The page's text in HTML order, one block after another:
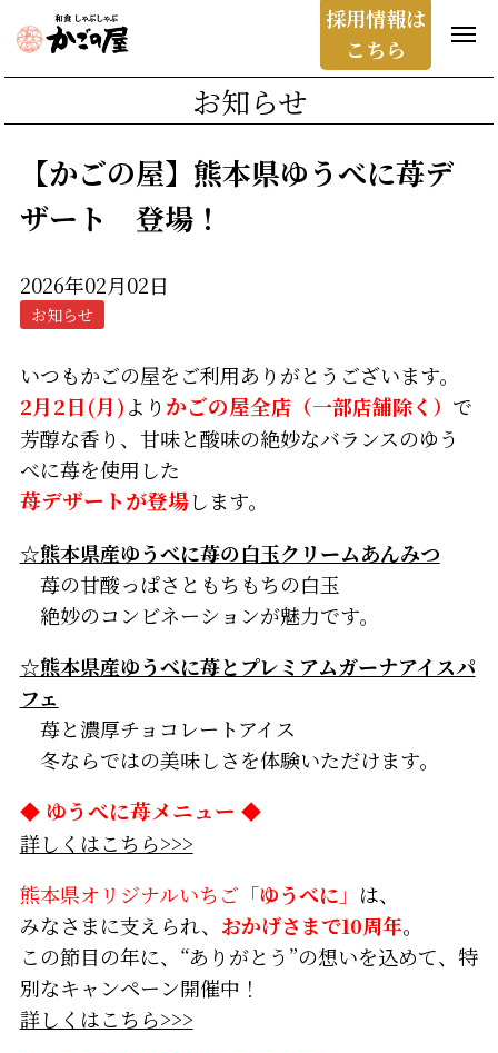
採用情報は
こちら
お知らせ
【かごの屋】熊本県ゆうべに苺デ
ザート 登場！
2026年02月02日
お知らせ
いつもかごの屋をご利用ありがとうございます。
2月2日(月)より かごの屋全店 （一部店舗除く） で
芳醇な香り、甘味と酸味の絶妙なバランスのゆう
べに苺を使用した
苺デザートが登場します。
☆熊本県産ゆうべに苺の白玉クリームあんみつ
苺の甘酸っぱさともちもちの白玉
絶妙のコンビネーションが魅力です。
☆熊本県産ゆうべに苺とプレミアムガーナアイスパ
フェ
苺と濃厚チョコレートアイス
冬ならではの美味しさを体験いただけます。
◆ ゆうべに苺メニュー ◆
詳しくはこちら>>>
熊本県オリジナルいちご「ゆうべに 」 は、
みなさまに支えられ、 おかげさまで10周年。
この節目の年に、“ありがとう”の想いを込めて、特
別なキャンペーン開催中！
詳しくはこちら>>>